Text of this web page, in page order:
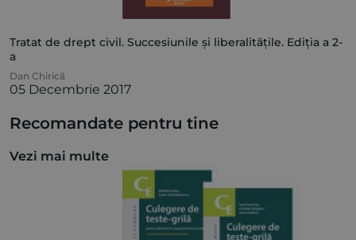
Tratat de drept civil. Succesiunile și liberalitățile. Ediția a 2-
a
Dan Chirică
05 Decembrie 2017
Recomandate pentru tine
Vezi mai multe